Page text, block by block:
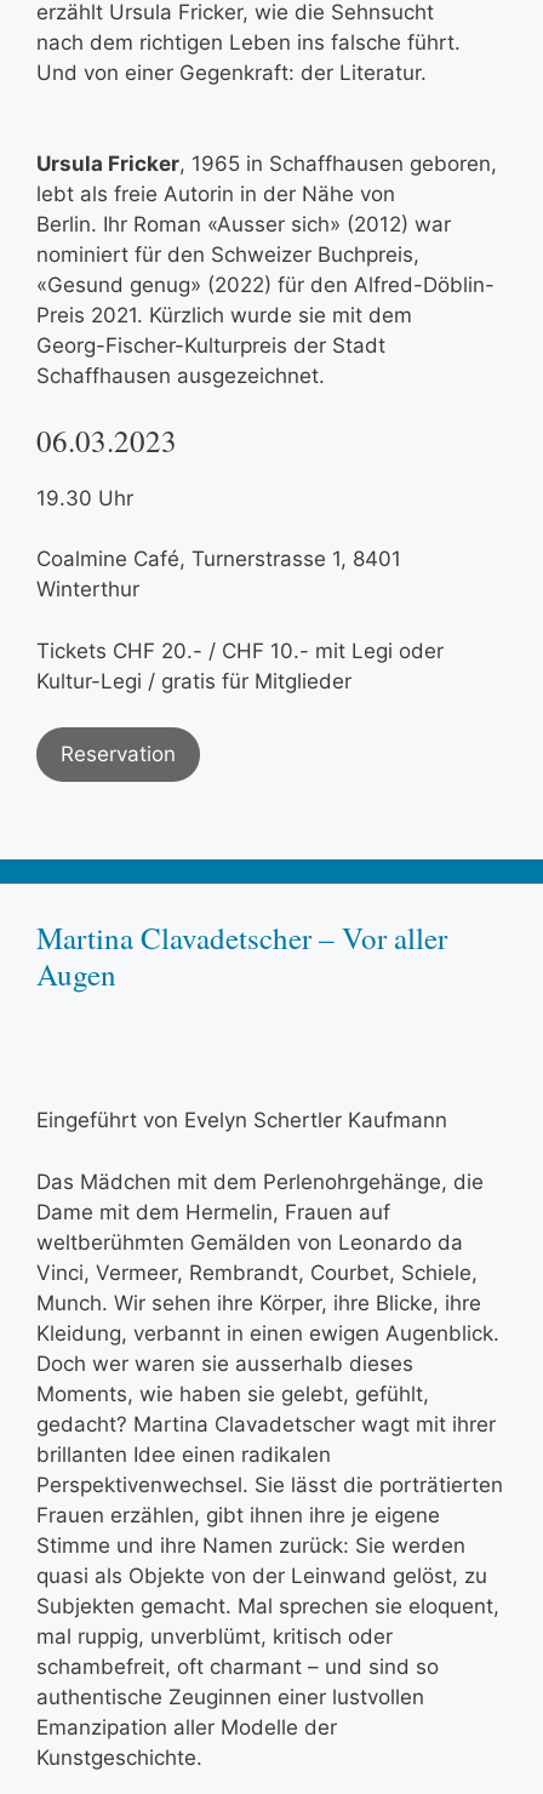
erzählt Ursula Fricker, wie die Sehnsucht
nach dem richtigen Leben ins falsche führt.
Und von einer Gegenkraft: der Literatur.
Ursula Fricker, 1965 in Schaffhausen geboren,
lebt als freie Autorin in der Nähe von
Berlin. Ihr Roman «Ausser sich» (2012) war
nominiert für den Schweizer Buchpreis,
«Gesund genug» (2022) für den Alfred-Döblin-
Preis 2021. Kürzlich wurde sie mit dem
Georg-Fischer-Kulturpreis der Stadt
Schaffhausen ausgezeichnet.
06.03.2023
19.30 Uhr
Coalmine Café, Turnerstrasse 1, 8401
Winterthur
Tickets CHF 20.- / CHF 10.- mit Legi oder
Kultur-Legi / gratis für Mitglieder
Reservation
Martina Clavadetscher – Vor aller
Augen
Eingeführt von Evelyn Schertler Kaufmann
Das Mädchen mit dem Perlenohrgehänge, die
Dame mit dem Hermelin, Frauen auf
weltberühmten Gemälden von Leonardo da
Vinci, Vermeer, Rembrandt, Courbet, Schiele,
Munch. Wir sehen ihre Körper, ihre Blicke, ihre
Kleidung, verbannt in einen ewigen Augenblick.
Doch wer waren sie ausserhalb dieses
Moments, wie haben sie gelebt, gefühlt,
gedacht? Martina Clavadetscher wagt mit ihrer
brillanten Idee einen radikalen
Perspektivenwechsel. Sie lässt die porträtierten
Frauen erzählen, gibt ihnen ihre je eigene
Stimme und ihre Namen zurück: Sie werden
quasi als Objekte von der Leinwand gelöst, zu
Subjekten gemacht. Mal sprechen sie eloquent,
mal ruppig, unverblümt, kritisch oder
schambefreit, oft charmant – und sind so
authentische Zeuginnen einer lustvollen
Emanzipation aller Modelle der
Kunstgeschichte.